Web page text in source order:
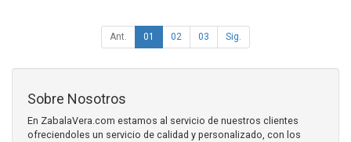
Ant. 01 02 03 Sig.
Sobre Nosotros
En ZabalaVera.com estamos al servicio de nuestros clientes
ofreciendoles un servicio de calidad y personalizado, con los